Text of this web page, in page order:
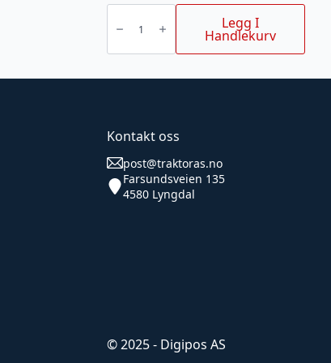
Sirkelsling
1
antall
Legg I
Handlekurv
Kontakt oss
post@traktoras.no
Farsundsveien 135
4580 Lyngdal
© 2025 - Digipos AS